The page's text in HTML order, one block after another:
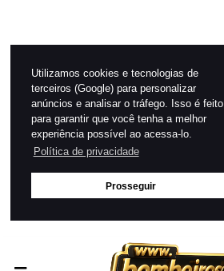
Utilizamos cookies e tecnologias de
terceiros (Google) para personalizar
anúncios e analisar o tráfego. Isso é feito
para garantir que você tenha a melhor
experiência possível ao acessa-lo.
Política de privacidade
Prosseguir